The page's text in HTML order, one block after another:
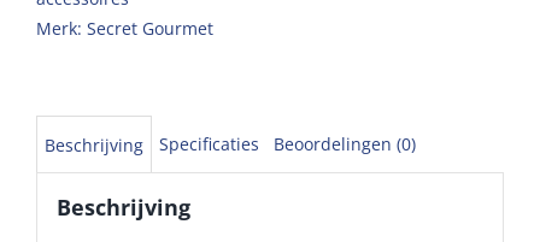
Merk: Secret Gourmet
Beschrijving Specificaties Beoordelingen (0)
Beschrijving